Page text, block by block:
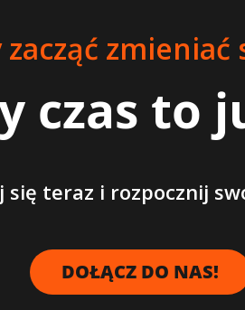
zacząć
czas to
się teraz i rozpocznij
DOŁĄCZ DO NAS!